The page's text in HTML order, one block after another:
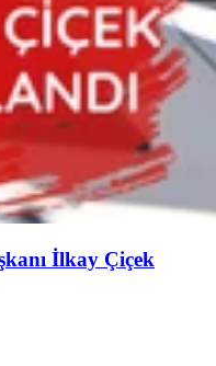
İlkay Çiçek